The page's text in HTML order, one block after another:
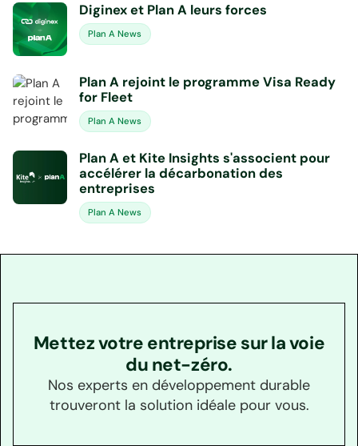
Diginex et Plan A leurs forces
Plan A News
Plan A rejoint le programme Visa Ready
for Fleet
Plan A News
Plan A et Kite Insights s'associent pour
accélérer la décarbonation des
entreprises
Plan A News
Mettez votre entreprise sur la voie
du net-zéro.
Nos experts en développement durable
trouveront la solution idéale pour vous.